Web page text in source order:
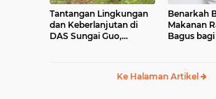
Tantangan Lingkungan
dan Keberlanjutan di
DAS Sungai Guo,
Benarkah
Makanan
Bagus
Ke Halaman Artikel